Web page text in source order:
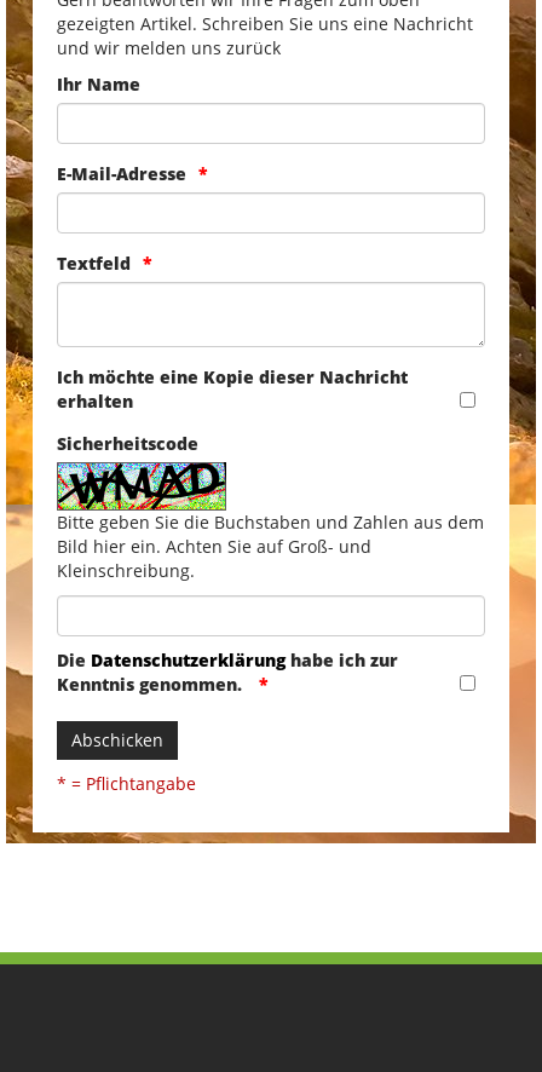
gezeigten Artikel. Schreiben Sie uns eine Nachricht
und wir melden uns zurück
Ihr Name
E-Mail-Adresse
Textfeld
Ich möchte eine Kopie dieser Nachricht
erhalten
Sicherheitscode
Bitte geben Sie die Buchstaben und Zahlen aus dem
Bild hier ein. Achten Sie auf Groß- und
Kleinschreibung.
Die Datenschutzerklärunghabe ich zur
Kenntnis genommen.
Abschicken
* = Pflichtangabe